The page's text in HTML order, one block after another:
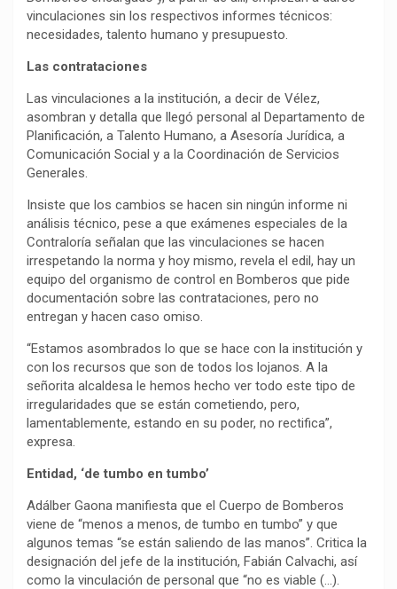
vinculaciones sin los respectivos informes técnicos:
necesidades, talento humano y presupuesto.
Las contrataciones
Las vinculaciones a la institución, a decir de Vélez,
asombran y detalla que llegó personal al Departamento de
Planificación, a Talento Humano, a Asesoría Jurídica, a
Comunicación Social y a la Coordinación de Servicios
Generales.
Insiste que los cambios se hacen sin ningún informe ni
análisis técnico, pese a que exámenes especiales de la
Contraloría señalan que las vinculaciones se hacen
irrespetando la norma y hoy mismo, revela el edil, hay un
equipo del organismo de control en Bomberos que pide
documentación sobre las contrataciones, pero no
entregan y hacen caso omiso.
“Estamos asombrados lo que se hace con la institución y
con los recursos que son de todos los lojanos. A la
señorita alcaldesa le hemos hecho ver todo este tipo de
irregularidades que se están cometiendo, pero,
lamentablemente, estando en su poder, no rectifica”,
expresa.
Entidad, ‘de tumbo en tumbo’
Adálber Gaona manifiesta que el Cuerpo de Bomberos
viene de “menos a menos, de tumbo en tumbo” y que
algunos temas “se están saliendo de las manos”. Critica la
designación del jefe de la institución, Fabián Calvachi, así
como la vinculación de personal que “no es viable (…).